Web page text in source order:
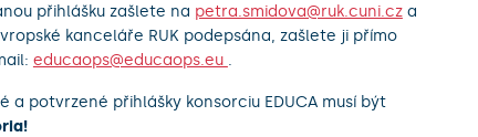
přihlášku zašlete na petra.smidova@ruk.cuni.cza
kanceláře RUK podepsána, zašlete ji přímo
educaops@educaops.eu .
a potvrzené přihlášky konsorciu EDUCA musí být